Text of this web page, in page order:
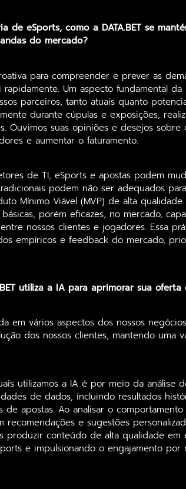
de eSports, como a DATA.BET se
do mercado?
para compreender e prever as
Um aspecto fundamental
parceiros, tanto atuais quanto
durante cúpulas e exposições,
Ouvimos suas opiniões e desejos
e aumentar o faturamento.
de TI, eSports e apostas podem
podem não ser adequados
Mínimo Viável (MVP) de alta
porém eficazes, no mercado,
nossos clientes e jogadores. Essa
empíricos e feedback do mercado,
utiliza a IA para aprimorar sua
em vários aspectos dos nossos
dos nossos clientes, mantendo uma
utilizamos a IA é por meio da análise
de dados, incluindo resultados
apostas. Ao analisar o
recomendações e sugestões
produzir conteúdo de alta qualidade em
e impulsionando o engajamento por